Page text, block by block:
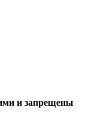
и запрещены